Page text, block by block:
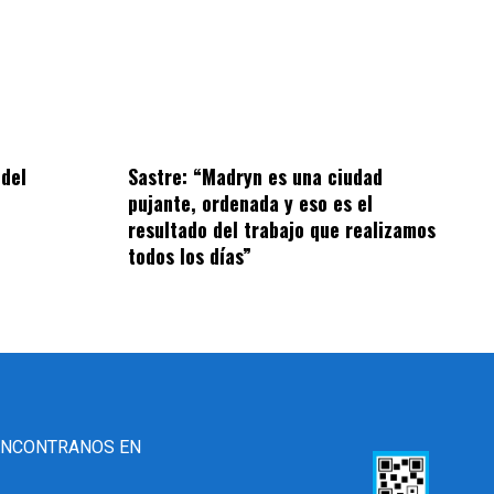
Sastre: “Madryn es una ciudad
pujante, ordenada y eso es el
resultado del trabajo que realizamos
todos los días”
EN